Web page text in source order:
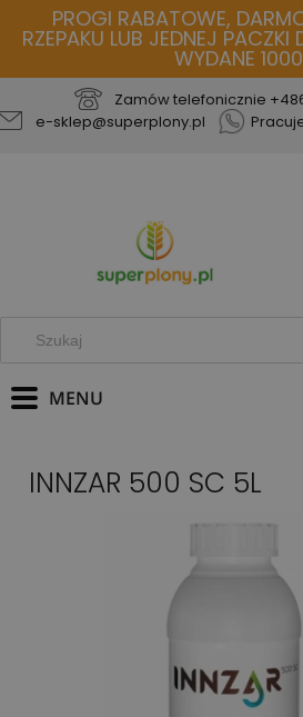
PROGI RABATOWE,
RZEPAKU LUB JEDNEJ
WYDANE
Zamów telefonicznie
e-sklep@superplony.pl
INNZAR 500 SC 5L